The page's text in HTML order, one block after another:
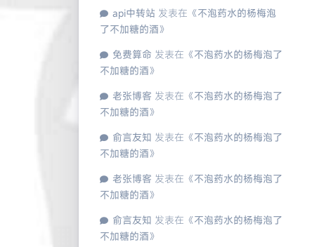
api中转站 发表在《不泡药水的杨梅泡
了不加糖的酒》
免费算命 发表在《不泡药水的杨梅泡了
不加糖的酒》
老张博客 发表在《不泡药水的杨梅泡了
不加糖的酒》
俞言友知 发表在《不泡药水的杨梅泡了
不加糖的酒》
老张博客 发表在《不泡药水的杨梅泡了
不加糖的酒》
俞言友知 发表在《不泡药水的杨梅泡了
不加糖的酒》